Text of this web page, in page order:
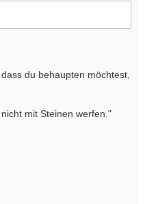
du behaupten möchtest,
mit Steinen werfen."